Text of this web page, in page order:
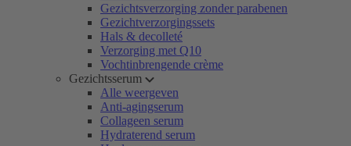
Gezichtsverzorging zonder parabenen
Gezichtverzorgingssets
Hals & decolleté
Verzorging met Q10
Vochtinbrengende crème
Gezichtsserum
Alle weergeven
Anti-agingserum
Collageen serum
Hydraterend serum